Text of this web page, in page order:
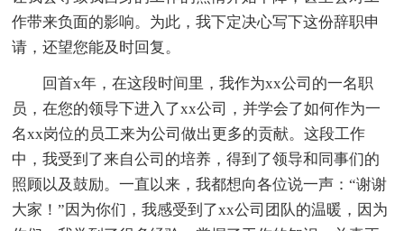
作带来负面的影响。为此，我下定决心写下这份辞职申
请，还望您能及时回复。
回首x年，在这段时间里，我作为xx公司的一名职
员，在您的领导下进入了xx公司，并学会了如何作为一
名xx岗位的员工来为公司做出更多的贡献。这段工作
中，我受到了来自公司的培养，得到了领导和同事们的
照顾以及鼓励。一直以来，我都想向各位说一声：“谢谢
大家！”因为你们，我感受到了xx公司团队的温暖，因为